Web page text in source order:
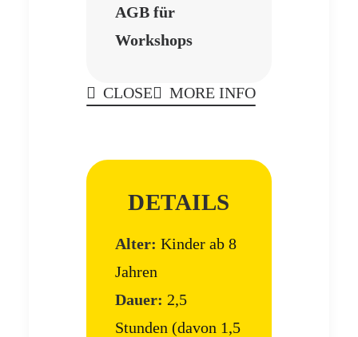
AGB für
Workshops
CLOSE MORE INFO
DETAILS
Alter: Kinder ab 8
Jahren
Dauer: 2,5
Stunden (davon 1,5